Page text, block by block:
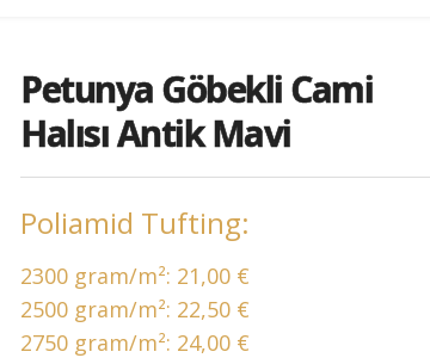
Petunya Göbekli Cami
Halısı Antik Mavi
Poliamid Tufting:
2300 gram/m²: 21,00 €
2500 gram/m²: 22,50 €
2750 gram/m²: 24,00 €